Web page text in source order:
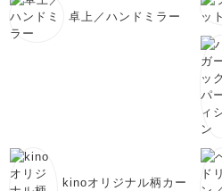
卓上／ハンドミラー
kinoオリジナル柄カー